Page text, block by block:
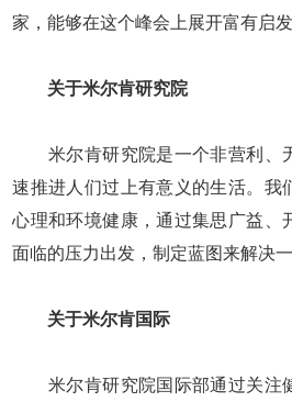
家，能够在这个峰会上展开富有启
关于米尔肯研究院
米尔肯研究院是一个非营利、
速推进人们过上有意义的生活。我
心理和环境健康，通过集思广益、
面临的压力出发，制定蓝图来解决
关于米尔肯国际
米尔肯研究院国际部通过关注